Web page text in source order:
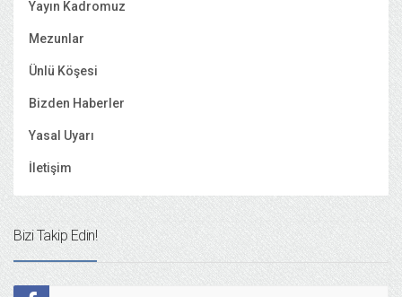
Yayın Kadromuz
Mezunlar
Ünlü Köşesi
Bizden Haberler
Yasal Uyarı
İletişim
Bizi Takip Edin!